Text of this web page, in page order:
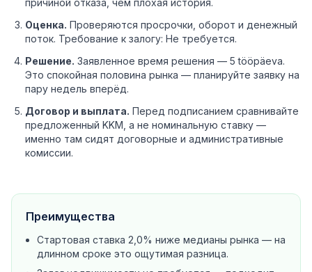
причиной отказа, чем плохая история.
Оценка. Проверяются просрочки, оборот и денежный
поток. Требование к залогу: Не требуется.
Решение. Заявленное время решения — 5 tööpäeva.
Это спокойная половина рынка — планируйте заявку на
пару недель вперёд.
Договор и выплата. Перед подписанием сравнивайте
предложенный KKM, а не номинальную ставку —
именно там сидят договорные и административные
комиссии.
Преимущества
Стартовая ставка 2,0% ниже медианы рынка — на
длинном сроке это ощутимая разница.